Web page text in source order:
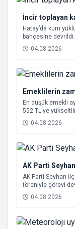
İncir toplayan
Hatay’da kum
bahçesine
annesi 65
04.08.2026
Emeklilerin
En düşük emekli
552 TL'ye
Ağustos 2026
04.08.2026
AK Parti
AK Parti Seyhan
töreniyle görevi
Hizmet vurgusu
metrekaresine
04.08.2026